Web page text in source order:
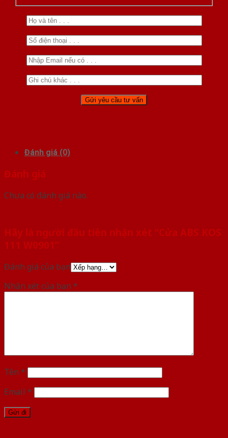
Đánh giá (0)
Đánh giá
Chưa có đánh giá nào.
Hãy là người đầu tiên nhận xét “Cửa ABS KOS
111 W0901”
Đánh giá của bạn
Nhận xét của bạn *
Tên *
Email *